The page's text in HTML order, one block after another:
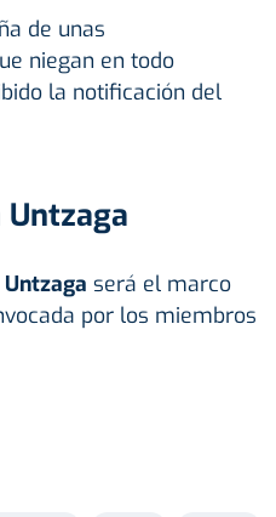
de unas
niegan en todo
la notificación del
Untzaga
será el marco
por los miembros